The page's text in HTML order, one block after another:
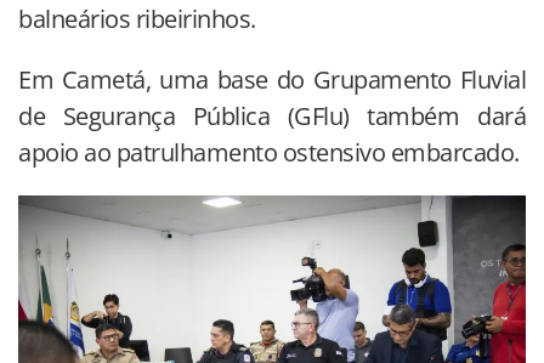
balneários ribeirinhos.
Em Cametá, uma base do Grupamento Fluvial
de Segurança Pública (GFlu) também dará
apoio ao patrulhamento ostensivo embarcado.